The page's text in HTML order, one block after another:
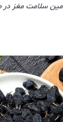
سلامت مغز در